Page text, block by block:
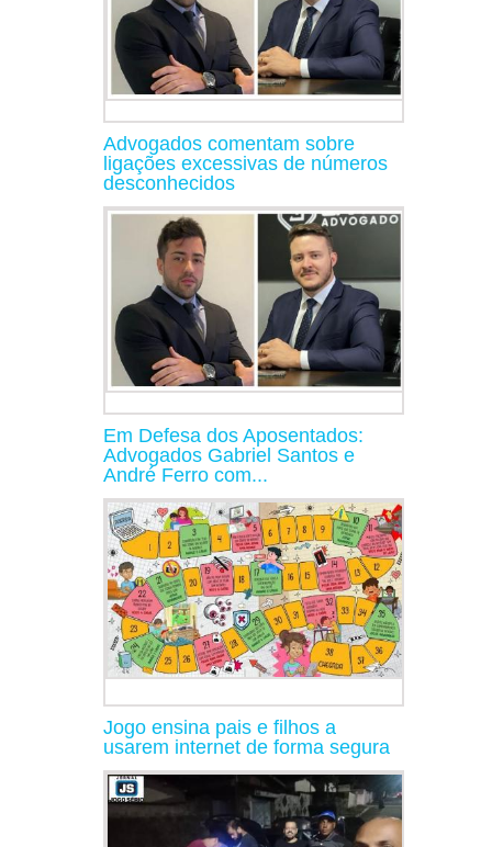
Advogados comentam sobre
ligações excessivas de números
desconhecidos
Em Defesa dos Aposentados:
Advogados Gabriel Santos e
André Ferro com...
Jogo ensina pais e filhos a
usarem internet de forma segura